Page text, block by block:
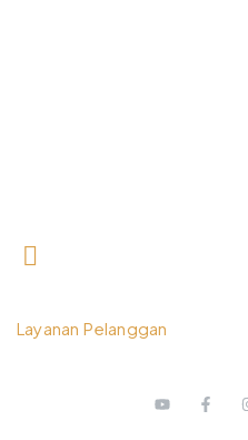
Layanan Pelanggan